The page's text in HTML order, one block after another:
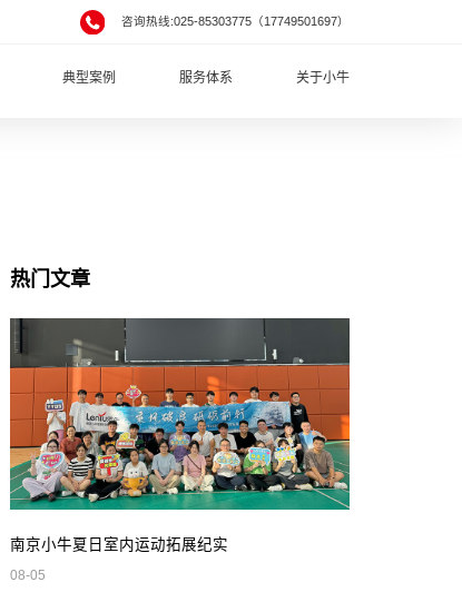
咨询热线:025-85303775（17749501697）
典型案例 服务体系 关于小牛
热门文章
南京小牛夏日室内运动拓展纪实
08-05